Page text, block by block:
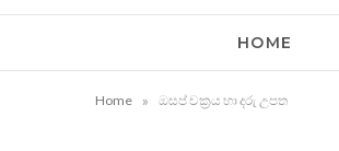
k
HOME
Home » ඔසප් චක්‍රය හා දරු උපත